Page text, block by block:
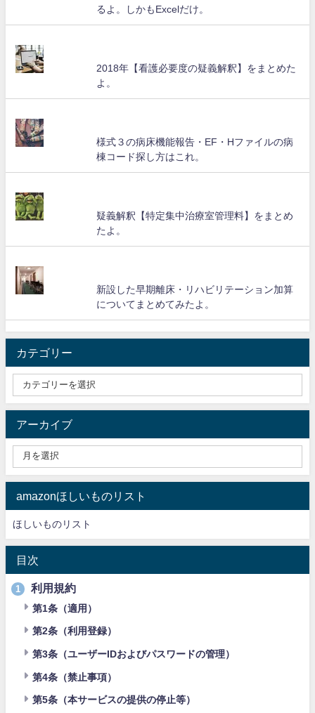
るよ。しかもExcelだけ。
2018年【看護必要度の疑義解釈】をまとめた
よ。
様式３の病床機能報告・EF・Hファイルの病
棟コード探し方はこれ。
疑義解釈【特定集中治療室管理料】をまとめ
たよ。
新設した早期離床・リハビリテーション加算
についてまとめてみたよ。
カテゴリー
アーカイブ
amazonほしいものリスト
ほしいものリスト
目次
1 利用規約
第1条（適用）
第2条（利用登録）
第3条（ユーザーIDおよびパスワードの管理）
第4条（禁止事項）
第5条（本サービスの提供の停止等）